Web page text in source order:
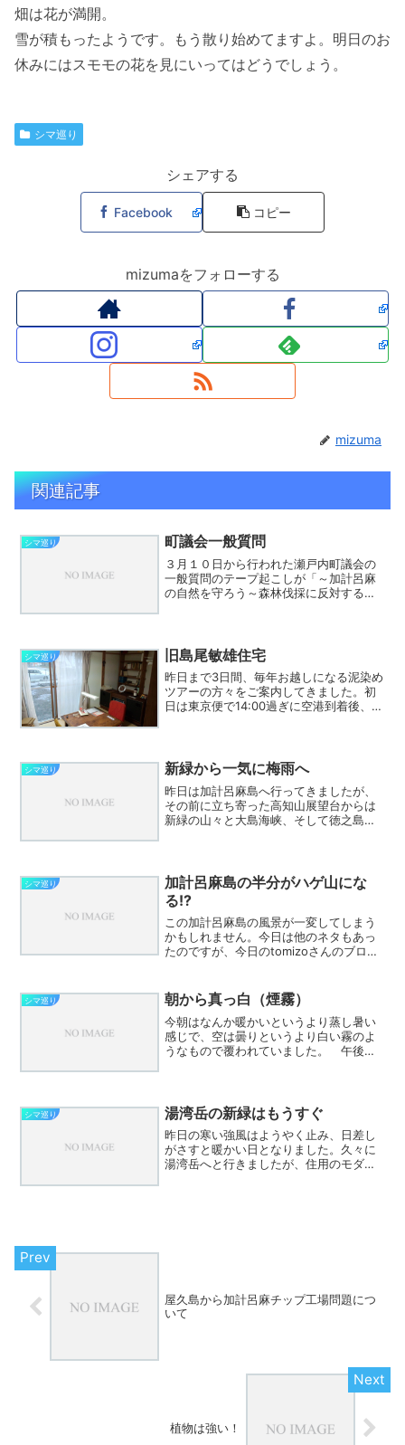
畑は花が満開。
雪が積もったようです。もう散り始めてますよ。明日のお
休みにはスモモの花を見にいってはどうでしょう。
シマ巡り
シェアする
Facebook コピー
mizumaをフォローする
mizuma
関連記事
シマ巡り 町議会一般質問
３月１０日から行われた瀬戸内町議会の
一般質問のテープ起こしが「～加計呂麻
の自然を守ろう～森林伐採に反対する加
約・その１（３月１０日分...
シマ巡り 旧島尾敏雄住宅
昨日まで3日間、毎年お越しになる泥染め
ツアーの方々をご案内してきました。初
日は東京便で14:00過ぎに空港到着後、瀬
から古仁屋方向...
シマ巡り 新緑から一気に梅雨へ
昨日は加計呂麻島へ行ってきましたが、
その前に立ち寄った高知山展望台からは
新緑の山々と大島海峡、そして徳之島ま
Twitter(@theokin...
シマ巡り
加計呂麻島の半分がハゲ山にな
る!?
この加計呂麻島の風景が一変してしまう
かもしれません。今日は他のネタもあっ
たのですが、今日のtomizoさんのブログ
震！！木材チップ工場建設へ！島の半分
がハゲ山 に！！ 島の...
シマ巡り 朝から真っ白（煙霧）
今朝はなんか暖かいというより蒸し暑い
感じで、空は曇りというより白い霧のよ
うなもので覆われていました。 午後に
ていましたが、気象...
シマ巡り 湯湾岳の新緑はもうすぐ
昨日の寒い強風はようやく止み、日差し
がさすと暖かい日となりました。久々に
湯湾岳へと行きましたが、住用のモダマ
屋久島から加計呂麻チップ工場問題につ
いて
植物は強い！